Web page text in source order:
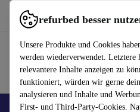
refurbed besser
Unsere Produkte und Cookies
werden wiederverwendet. Letztere
relevantere Inhalte anzeigen zu
funktioniert, würden wir gerne
analysieren und Inhalte und
First- und Third-Party-Cookies.
refurbed schnell und einfach nutzen
🎒 Back to school Handys Laptops